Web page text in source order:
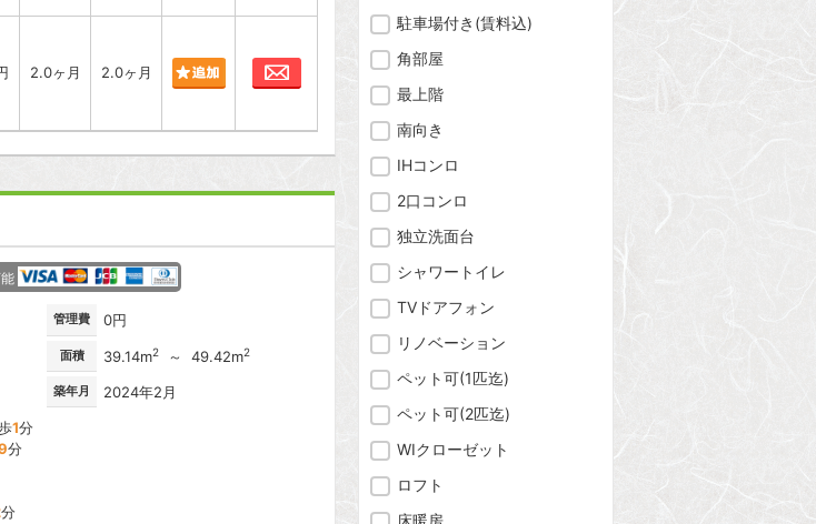
2.0ヶ月 2.0ヶ月 お問合わせ
管理費 0円
面積 39.14m2 ～ 49.42m2
築年月 2024年2月
1分
分
分
駐車場付き(賃料込)
角部屋
最上階
南向き
IHコンロ
2口コンロ
独立洗面台
シャワートイレ
TVドアフォン
リノベーション
ペット可(1匹迄)
ペット可(2匹迄)
WIクローゼット
ロフト
床暖房